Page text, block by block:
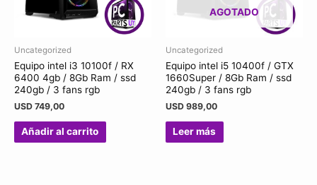
Uncategorized
Equipo intel i3 10100f / RX
6400 4gb / 8Gb Ram / ssd
240gb / 3 fans rgb
USD 749,00
Añadir al carrito
AGOTADO
Uncategorized
Equipo intel i5 10400f / GTX
1660Super / 8Gb Ram / ssd
240gb / 3 fans rgb
USD 989,00
Leer más